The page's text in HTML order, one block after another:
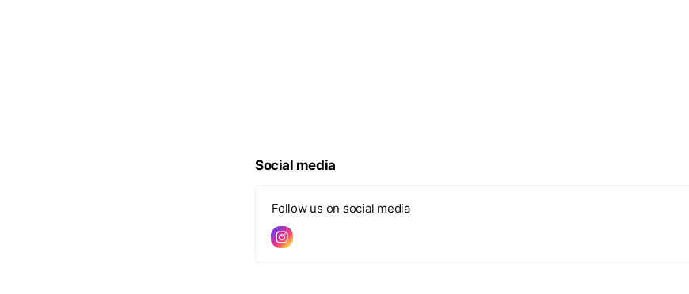
Social media
Follow us on social media